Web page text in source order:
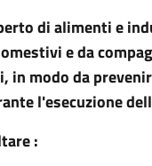
di alimenti e
e da
in modo da
l'esecuzione
: